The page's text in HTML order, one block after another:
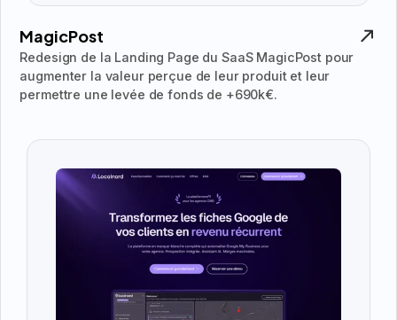
MagicPost
Redesign de la Landing Page du SaaS MagicPost pour
augmenter la valeur perçue de leur produit et leur
permettre une levée de fonds de +690k€.